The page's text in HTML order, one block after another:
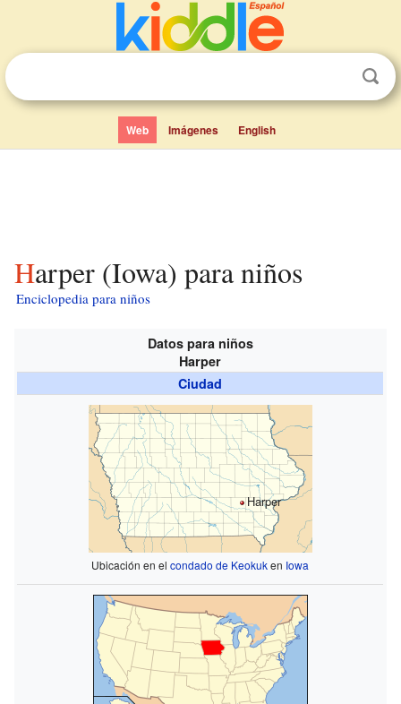
Web Imágenes English
Harper (Iowa) para niños
Enciclopedia para niños
Datos para niños
Harper
Ciudad
Harper
Ubicación en elcondado de Keokuken Iowa